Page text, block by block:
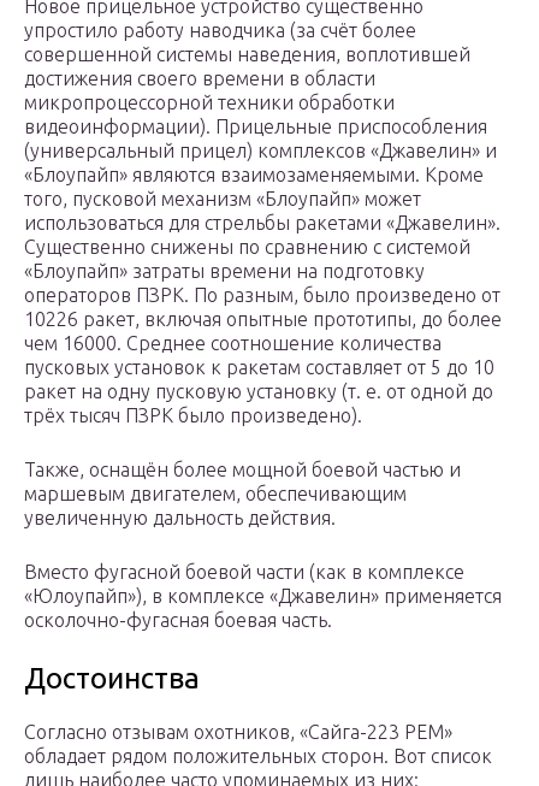
Новое прицельное устройство существенно
упростило работу наводчика (за счёт более
совершенной системы наведения, воплотившей
достижения своего времени в области
микропроцессорной техники обработки
видеоинформации). Прицельные приспособления
(универсальный прицел) комплексов «Джавелин» и
«Блоупайп» являются взаимозаменяемыми. Кроме
того, пусковой механизм «Блоупайп» может
использоваться для стрельбы ракетами «Джавелин».
Существенно снижены по сравнению с системой
«Блоупайп» затраты времени на подготовку
операторов ПЗРК. По разным, было произведено от
10226 ракет, включая опытные прототипы, до более
чем 16000. Среднее соотношение количества
пусковых установок к ракетам составляет от 5 до 10
ракет на одну пусковую установку (т. е. от одной до
трёх тысяч ПЗРК было произведено).
Также, оснащён более мощной боевой частью и
маршевым двигателем, обеспечивающим
увеличенную дальность действия.
Вместо фугасной боевой части (как в комплексе
«Юлоупайп»), в комплексе «Джавелин» применяется
осколочно-фугасная боевая часть.
Достоинства
Согласно отзывам охотников, «Сайга-223 РЕМ»
обладает рядом положительных сторон. Вот список
лишь наиболее часто упоминаемых из них: